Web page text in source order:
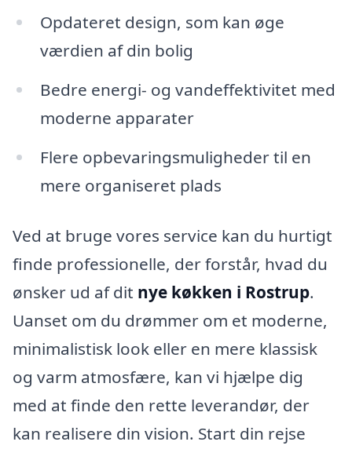
Opdateret design, som kan øge
værdien af din bolig
Bedre energi- og vandeffektivitet med
moderne apparater
Flere opbevaringsmuligheder til en
mere organiseret plads
Ved at bruge vores service kan du hurtigt
finde professionelle, der forstår, hvad du
ønsker ud af dit nye køkken i Rostrup.
Uanset om du drømmer om et moderne,
minimalistisk look eller en mere klassisk
og varm atmosfære, kan vi hjælpe dig
med at finde den rette leverandør, der
kan realisere din vision. Start din rejse